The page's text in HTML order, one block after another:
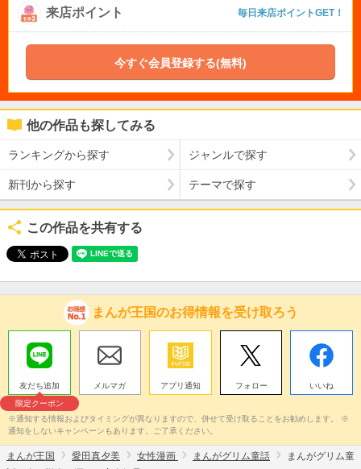
来店ポイント 毎日来店ポイントGET！
今すぐ会員登録する(無料)
他の作品も探してみる
ランキングから探す ジャンルで探す
新刊から探す テーマで探す
この作品を共有する
まんが王国のお得情報を受け取ろう
友だち追加
限定クーポン
メルマガ アプリ通知 フォロー いいね
※通知する情報およびタイミングが異なりますので、併せて受け取ることをお勧めします。 ※
通知をしないキャンペーンもあります。ご了承ください。
まんが王国 愛田真夕美 女性漫画 まんがグリム童話
まんがグリム童